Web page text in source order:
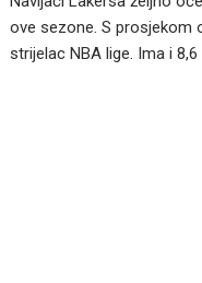
ove sezone. S prosjekom
strijelac NBA lige. Ima i